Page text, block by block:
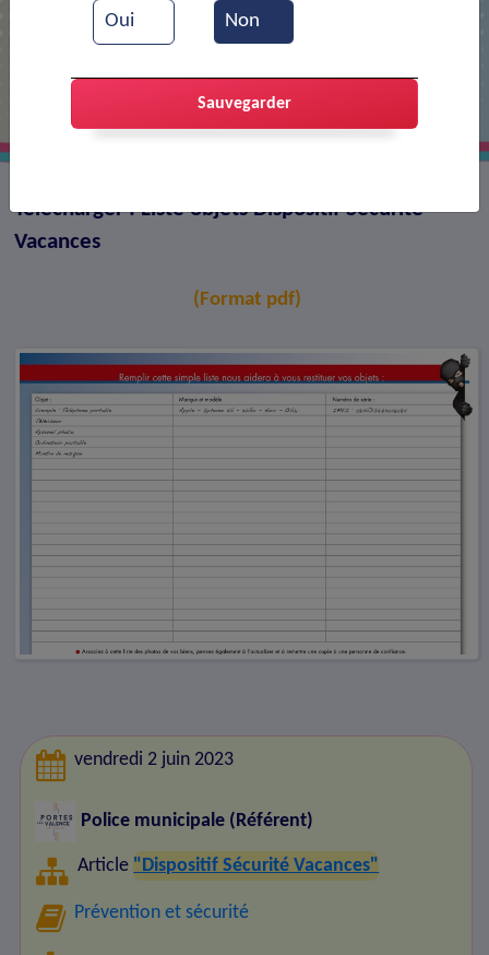
Liste objets Dispositif Sécurité
Vacances
Télécharger : Liste objets Dispositif Sécurité
Vacances
(Format pdf)
vendredi 2 juin 2023
Police municipale (Référent)
Article "Dispositif Sécurité Vacances"
Prévention et sécurité
Oui Non
Sauvegarder